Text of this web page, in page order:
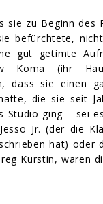
sie zu Beginn des
befürchtete,
gut getimte
Koma (ihr
dass sie einen
die sie seit
Studio ging – sei
Jr. (der die
hat) oder
Kurstin, waren